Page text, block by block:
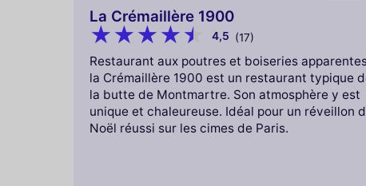
La Crémaillère 1900
4,5 (17)
Restaurant aux poutres et boiseries
la Crémaillère 1900 est un restaurant typique
la butte de Montmartre. Son atmosphère y est
unique et chaleureuse. Idéal pour un réveillon
Noël réussi sur les cimes de Paris.